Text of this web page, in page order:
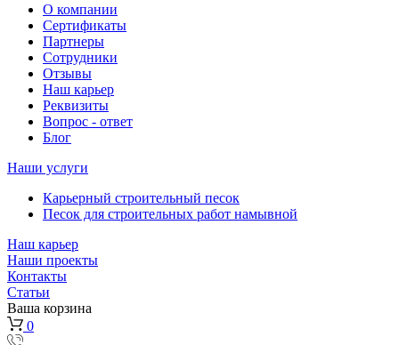
О компании
Сертификаты
Партнеры
Сотрудники
Отзывы
Наш карьер
Реквизиты
Вопрос - ответ
Блог
Наши услуги
Карьерный строительный песок
Песок для строительных работ намывной
Наш карьер
Наши проекты
Контакты
Статьи
Ваша корзина
0